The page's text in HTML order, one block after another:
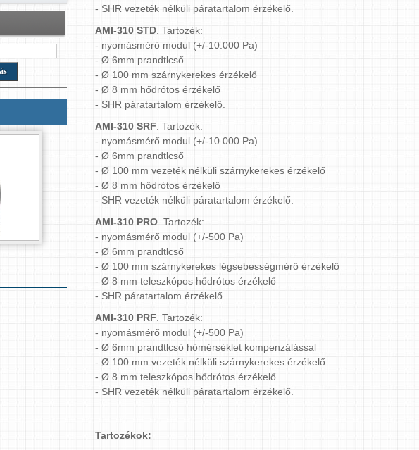
- SHR vezeték nélküli páratartalom érzékelő.
AMI-310 STD . Tartozék:
- nyomásmérő modul (+/-10.000 Pa)
- Ø 6mm prandtlcső
- Ø 100 mm szárnykerekes érzékelő
- Ø 8 mm hődrótos érzékelő
- SHR páratartalom érzékelő.
AMI-310 SRF . Tartozék:
- nyomásmérő modul (+/-10.000 Pa)
- Ø 6mm prandtlcső
- Ø 100 mm vezeték nélküli szárnykerekes érzékelő
- Ø 8 mm hődrótos érzékelő
- SHR vezeték nélküli páratartalom érzékelő.
AMI-310 PRO . Tartozék:
- nyomásmérő modul (+/-500 Pa)
- Ø 6mm prandtlcső
- Ø 100 mm szárnykerekes légsebességmérő érzékelő
- Ø 8 mm teleszkópos hődrótos érzékelő
- SHR páratartalom érzékelő.
AMI-310 PRF . Tartozék:
- nyomásmérő modul (+/-500 Pa)
- Ø 6mm prandtlcső hőmérséklet kompenzálással
- Ø 100 mm vezeték nélküli szárnykerekes érzékelő
- Ø 8 mm teleszkópos hődrótos érzékelő
- SHR vezeték nélküli páratartalom érzékelő.
Tartozékok: